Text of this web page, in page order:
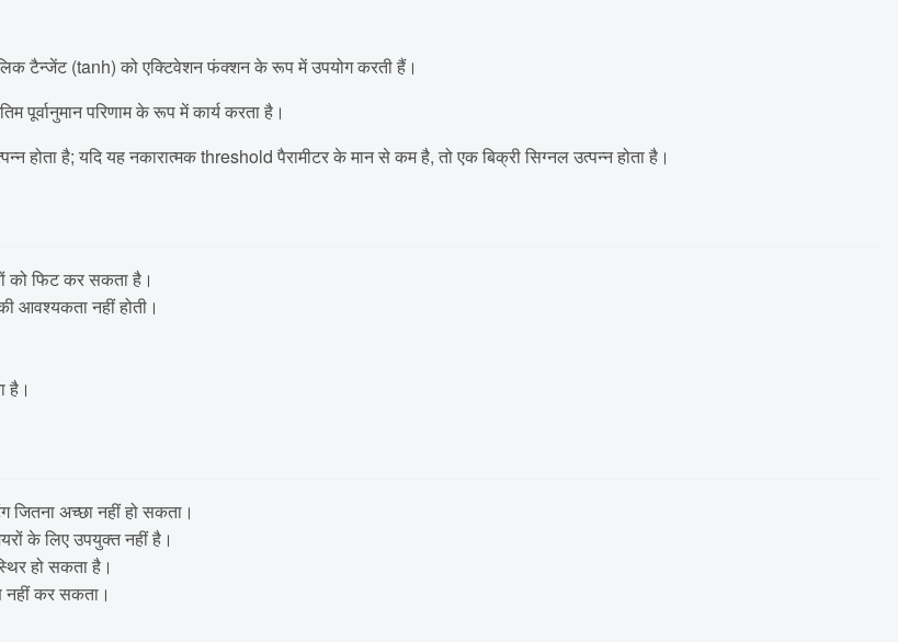
टैन्जेंट (tanh) को एक्टिवेशन फंक्शन के रूप में उपयोग करती हैं।
परिणाम के रूप में कार्य करता है।
होता है; यदि यह नकारात्मक threshold पैरामीटर के मान से कम है, तो एक बिक्री सिग्नल उत्पन्न होता है।
को फिट कर सकता है।
आवश्यकता नहीं होती।
है।
जितना अच्छा नहीं हो सकता।
के लिए उपयुक्त नहीं है।
हो सकता है।
नहीं कर सकता।